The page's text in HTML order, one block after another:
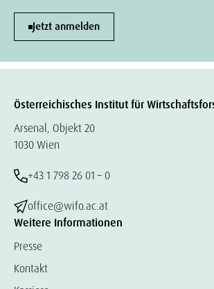
Jetzt anmelden
Österreichisches Institut für
Arsenal, Objekt 20
1030 Wien
+43 1 798 26 01 – 0
office@wifo.ac.at
Weitere Informationen
Presse
Kontakt